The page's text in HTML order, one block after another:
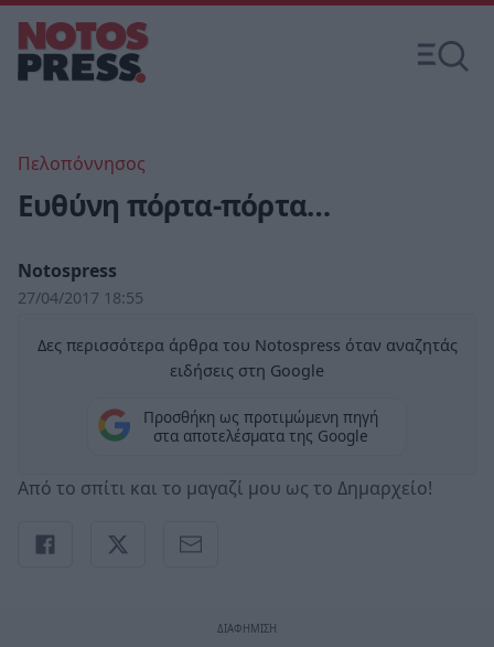
Πελοπόννησος
Ευθύνη πόρτα-πόρτα…
Notospress
27/04/2017 18:55
Δες περισσότερα άρθρα του Notospress όταν αναζητάς
ειδήσεις στη Google
Προσθήκη ως προτιμώμενη πηγή
στα αποτελέσματα της Google
Από το σπίτι και το μαγαζί μου ως το Δημαρχείο!